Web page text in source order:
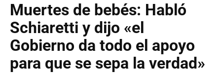
Muertes de bebés: Habló
Schiaretti y dijo «el
Gobierno da todo el apoyo
para que se sepa la verdad»